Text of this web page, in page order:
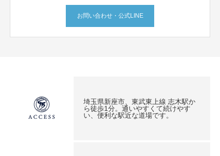
お問い合わせ・公式LINE
埼玉県新座市、東武東上線 志木駅か
ら徒歩1分。通いやすくて続けやす
い、便利な駅近な道場です。